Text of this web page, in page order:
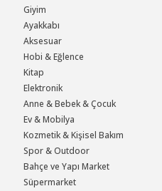
Giyim
Ayakkabı
Aksesuar
Hobi & Eğlence
Kitap
Elektronik
Anne & Bebek & Çocuk
Ev & Mobilya
Kozmetik & Kişisel Bakım
Spor & Outdoor
Bahçe ve Yapı Market
Süpermarket